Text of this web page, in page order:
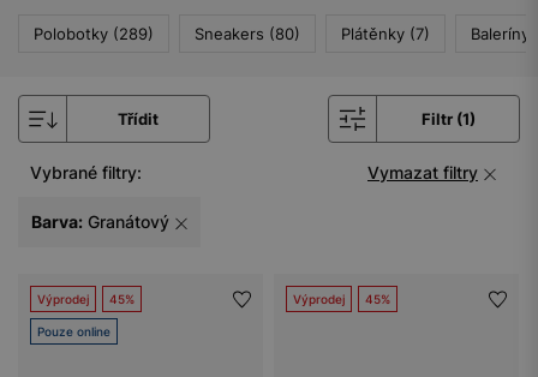
Polobotky (289) Sneakers (80) Plátěnky (7) Baleríny
Třídit Filtr (1)
Vybrané filtry: Vymazat filtry
Barva: Granátový
Výprodej 45%
Pouze online
Výprodej 45%